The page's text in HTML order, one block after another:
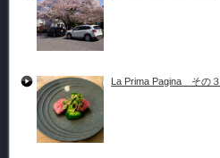
La Prima Pagina その３